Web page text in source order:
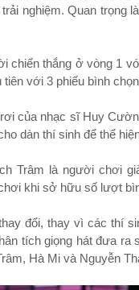
nghiệm. Quan trọng
chiến thắng ở vòng 1
tiên với 3 phiếu bình
của nhạc sĩ Huy
dàn thí sinh để thể
Trâm là người chơi
khi sở hữu số lượt
đổi, thay vì các thí
tích giọng hát đưa ra
Hà Mi và Nguyễn